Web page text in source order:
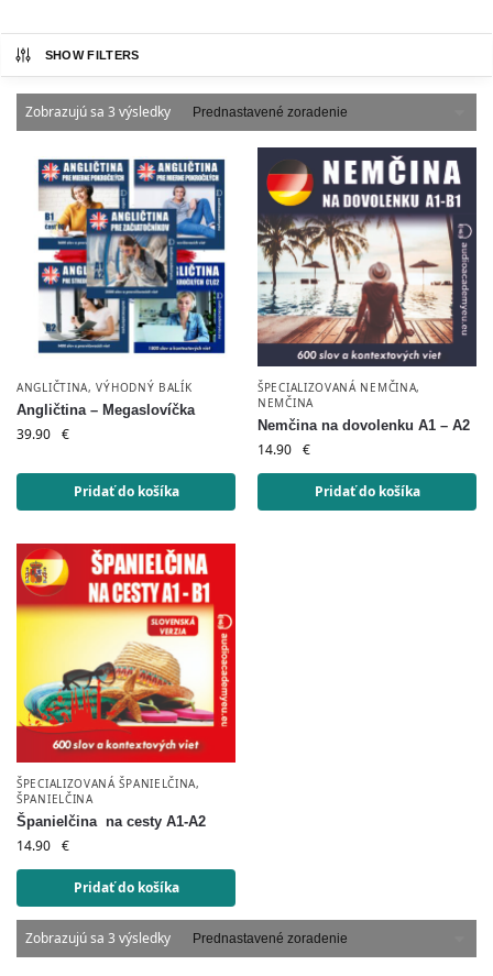
SHOW FILTERS
Zobrazujú sa 3 výsledky
ANGLIČTINA,VÝHODNÝ BALÍK
Angličtina – Megaslovíčka
39.90 €
Pridať do košíka
ŠPECIALIZOVANÁ NEMČINA,
NEMČINA
Nemčina na dovolenku A1 – A2
14.90 €
Pridať do košíka
ŠPECIALIZOVANÁ ŠPANIELČINA,
ŠPANIELČINA
Španielčina na cesty A1-A2
14.90 €
Pridať do košíka
Zobrazujú sa 3 výsledky